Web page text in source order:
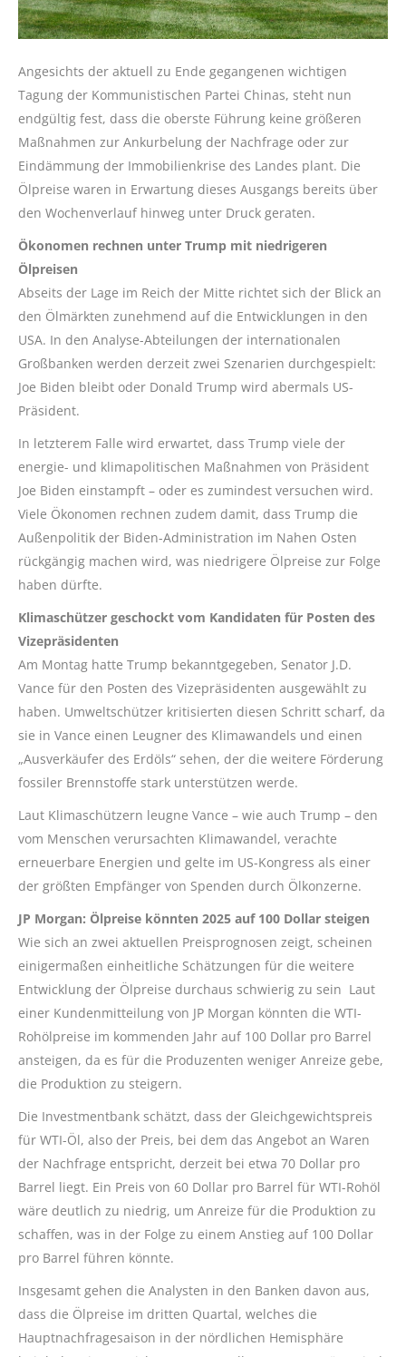
Angesichts der aktuell zu Ende gegangenen wichtigen
Tagung der Kommunistischen Partei Chinas, steht nun
endgültig fest, dass die oberste Führung keine größeren
Maßnahmen zur Ankurbelung der Nachfrage oder zur
Eindämmung der Immobilienkrise des Landes plant. Die
Ölpreise waren in Erwartung dieses Ausgangs bereits über
den Wochenverlauf hinweg unter Druck geraten.
Ökonomen rechnen unter Trump mit niedrigeren
Ölpreisen
Abseits der Lage im Reich der Mitte richtet sich der Blick an
den Ölmärkten zunehmend auf die Entwicklungen in den
USA. In den Analyse-Abteilungen der internationalen
Großbanken werden derzeit zwei Szenarien durchgespielt:
Joe Biden bleibt oder Donald Trump wird abermals US-
Präsident.
In letzterem Falle wird erwartet, dass Trump viele der
energie- und klimapolitischen Maßnahmen von Präsident
Joe Biden einstampft – oder es zumindest versuchen wird.
Viele Ökonomen rechnen zudem damit, dass Trump die
Außenpolitik der Biden-Administration im Nahen Osten
rückgängig machen wird, was niedrigere Ölpreise zur Folge
haben dürfte.
Klimaschützer geschockt vom Kandidaten für Posten des
Vizepräsidenten
Am Montag hatte Trump bekanntgegeben, Senator J.D.
Vance für den Posten des Vizepräsidenten ausgewählt zu
haben. Umweltschützer kritisierten diesen Schritt scharf, da
sie in Vance einen Leugner des Klimawandels und einen
„Ausverkäufer des Erdöls“ sehen, der die weitere Förderung
fossiler Brennstoffe stark unterstützen werde.
Laut Klimaschützern leugne Vance – wie auch Trump – den
vom Menschen verursachten Klimawandel, verachte
erneuerbare Energien und gelte im US-Kongress als einer
der größten Empfänger von Spenden durch Ölkonzerne.
JP Morgan: Ölpreise könnten 2025 auf 100 Dollar steigen
Wie sich an zwei aktuellen Preisprognosen zeigt, scheinen
einigermaßen einheitliche Schätzungen für die weitere
Entwicklung der Ölpreise durchaus schwierig zu sein Laut
einer Kundenmitteilung von JP Morgan könnten die WTI-
Rohölpreise im kommenden Jahr auf 100 Dollar pro Barrel
ansteigen, da es für die Produzenten weniger Anreize gebe,
die Produktion zu steigern.
Die Investmentbank schätzt, dass der Gleichgewichtspreis
für WTI-Öl, also der Preis, bei dem das Angebot an Waren
der Nachfrage entspricht, derzeit bei etwa 70 Dollar pro
Barrel liegt. Ein Preis von 60 Dollar pro Barrel für WTI-Rohöl
wäre deutlich zu niedrig, um Anreize für die Produktion zu
schaffen, was in der Folge zu einem Anstieg auf 100 Dollar
pro Barrel führen könnte.
Insgesamt gehen die Analysten in den Banken davon aus,
dass die Ölpreise im dritten Quartal, welches die
Hauptnachfragesaison in der nördlichen Hemisphäre